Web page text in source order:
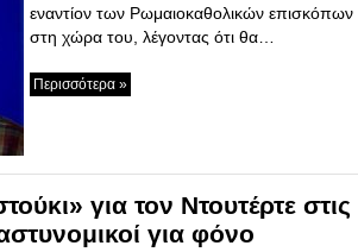
εναντίον των Ρωμαιοκαθολικών επισκόπων
στη χώρα του, λέγοντας ότι θα…
Περισσότερα »
για τον Ντουτέρτε στις
για φόνο